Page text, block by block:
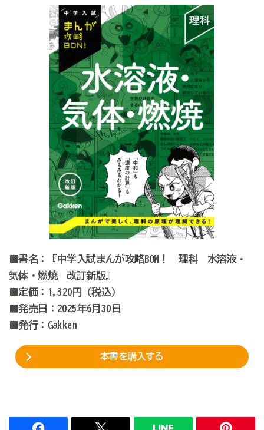
■書名：『中学入試まんが攻略BON！ 理科 水溶液・
気体・燃焼 改訂新版』
■定価：1,320円（税込）
■発売日：2025年6月30日
■発行：Gakken
本書を購入する